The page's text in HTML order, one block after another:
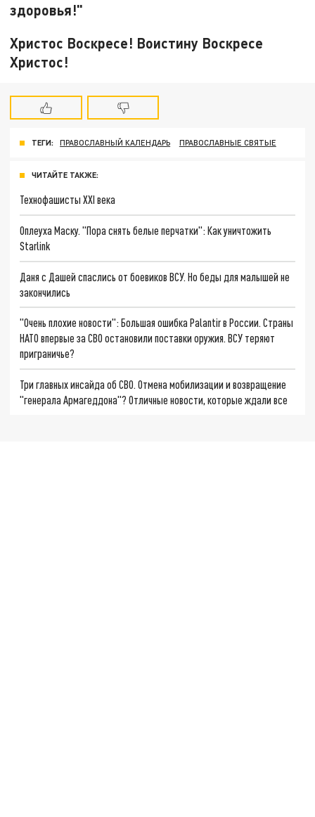
здоровья!"
Христос Воскресе! Воистину Воскресе
Христос!
ТЕГИ: ПРАВОСЛАВНЫЙ КАЛЕНДАРЬ ПРАВОСЛАВНЫЕ СВЯТЫЕ
ЧИТАЙТЕ ТАКЖЕ:
Технофашисты XXI века
Оплеуха Маску. "Пора снять белые перчатки": Как уничтожить
Starlink
Даня с Дашей спаслись от боевиков ВСУ. Но беды для малышей не
закончились
"Очень плохие новости": Большая ошибка Palantir в России. Страны
НАТО впервые за СВО остановили поставки оружия. ВСУ теряют
приграничье?
Три главных инсайда об СВО. Отмена мобилизации и возвращение
"генерала Армагеддона"? Отличные новости, которые ждали все